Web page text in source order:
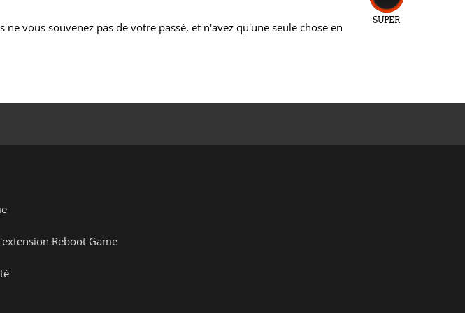
SUPER
vous souvenez pas de votre passé, et n'avez qu'une seule chose en
Reboot Game